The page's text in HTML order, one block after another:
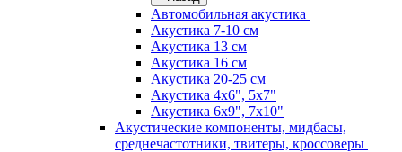
Автомобильная акустика
Акустика 7-10 см
Акустика 13 см
Акустика 16 см
Акустика 20-25 см
Акустика 4х6", 5х7"
Акустика 6х9", 7х10"
Акустические компоненты, мидбасы,
среднечастотники, твитеры, кроссоверы